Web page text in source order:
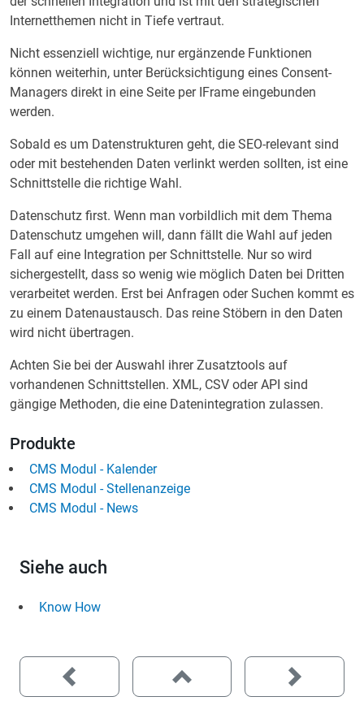
Internetthemen nicht in Tiefe vertraut.
Nicht essenziell wichtige, nur ergänzende Funktionen
können weiterhin, unter Berücksichtigung eines Consent-
Managers direkt in eine Seite per IFrame eingebunden
werden.
Sobald es um Datenstrukturen geht, die SEO-relevant sind
oder mit bestehenden Daten verlinkt werden sollten, ist eine
Schnittstelle die richtige Wahl.
Datenschutz first. Wenn man vorbildlich mit dem Thema
Datenschutz umgehen will, dann fällt die Wahl auf jeden
Fall auf eine Integration per Schnittstelle. Nur so wird
sichergestellt, dass so wenig wie möglich Daten bei Dritten
verarbeitet werden. Erst bei Anfragen oder Suchen kommt es
zu einem Datenaustausch. Das reine Stöbern in den Daten
wird nicht übertragen.
Achten Sie bei der Auswahl ihrer Zusatztools auf
vorhandenen Schnittstellen. XML, CSV oder API sind
gängige Methoden, die eine Datenintegration zulassen.
Produkte
CMS Modul - Kalender
CMS Modul - Stellenanzeige
CMS Modul - News
Siehe auch
Know How